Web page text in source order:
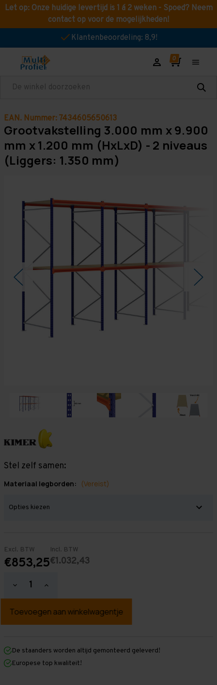
Let op: Onze huidige levertijd is 1 á 2 weken - Spoed? Neem
contact op voor de mogelijkheden!
Klantenbeoordeling: 8,9!
Zoeken
EAN. Nummer: 7434605650613
Grootvakstelling 3.000 mm x 9.900
mm x 1.200 mm (HxLxD) - 2 niveaus
(Liggers: 1.350 mm)
Stel zelf samen:
Materiaal legborden: (Vereist)
Excl. BTW
€853,25
Incl. BTW
€1.032,43
Hoeveelheid
verlagen
Grootvakstelling
mm
mm
x
1.200
Hoeveelheid
verhogen
Grootvakstelling
mm
mm
1.200
De staanders worden altijd gemonteerd geleverd!
Europese top kwaliteit!